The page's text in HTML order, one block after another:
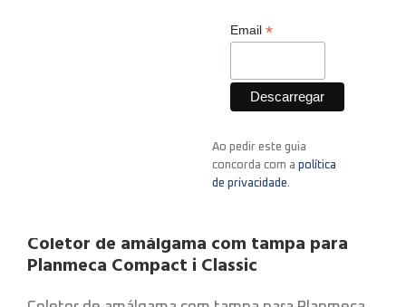
Email *
Ao pedir este guia
concorda com a política
de privacidade.
Coletor de amálgama com tampa para Planmeca
Coletor de amálgama com tampa para
Planmeca Compact i Classic